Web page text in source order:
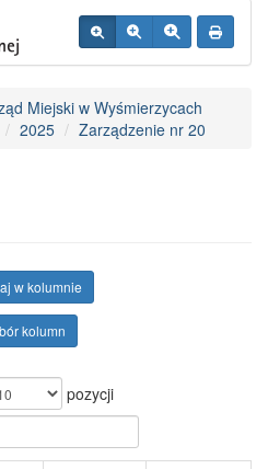
Miejski w Wyśmierzycach
2025 Zarządzenie nr 20
w kolumnie
kolumn
pozycji